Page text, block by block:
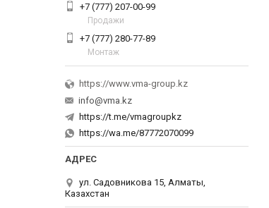
+7 (777) 207-00-99
Продажи
+7 (777) 280-77-89
Монтаж
https://www.vma-group.kz
info@vma.kz
https://t.me/vmagroupkz
https://wa.me/87772070099
ул. Садовникова 15, Алматы,
Казахстан